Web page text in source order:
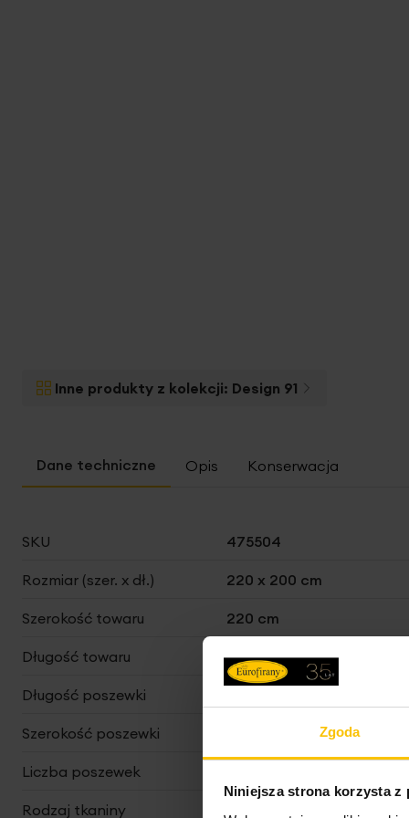
Zgoda
Niniejsza strona korzysta z
Inne produkty z kolekcji: Design 91
Opis Konserwacja
Więcej
SKU 475504
Rozmiar (szer. x dł.) 220 x 200 cm
Szerokość towaru 220 cm
Długość towaru 200 cm
Długość poszewki
Szerokość poszewki
Liczba poszewek
Rodzaj tkaniny